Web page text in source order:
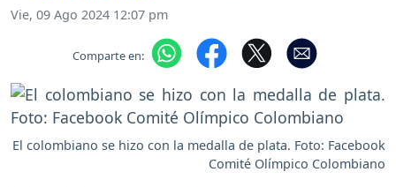
Vie, 09 Ago 2024 12:07 pm
Comparte en:
El colombiano se hizo con la medalla de plata. Foto: Facebook
Comité Olímpico Colombiano